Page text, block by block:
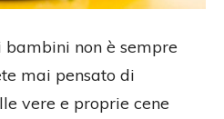
non è sempre
mai pensato di
vere e proprie cene